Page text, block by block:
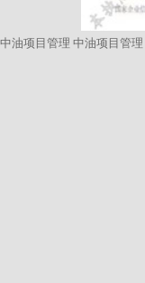
中油项目管理 中油项目管理